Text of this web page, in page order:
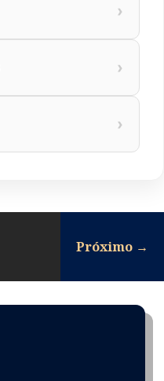
›
›
›
Próximo →